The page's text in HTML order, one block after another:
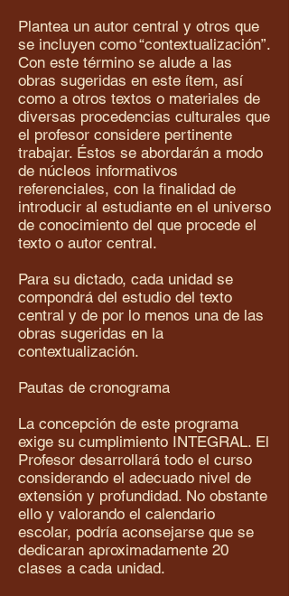
Plantea un autor central y otros que
se incluyen como “contextualización”.
Con este término se alude a las
obras sugeridas en este ítem, así
como a otros textos o materiales de
diversas procedencias culturales que
el profesor considere pertinente
trabajar. Éstos se abordarán a modo
de núcleos informativos
referenciales, con la finalidad de
introducir al estudiante en el universo
de conocimiento del que procede el
texto o autor central.
Para su dictado, cada unidad se
compondrá del estudio del texto
central y de por lo menos una de las
obras sugeridas en la
contextualización.
Pautas de cronograma
La concepción de este programa
exige su cumplimiento INTEGRAL. El
Profesor desarrollará todo el curso
considerando el adecuado nivel de
extensión y profundidad. No obstante
ello y valorando el calendario
escolar, podría aconsejarse que se
dedicaran aproximadamente 20
clases a cada unidad.